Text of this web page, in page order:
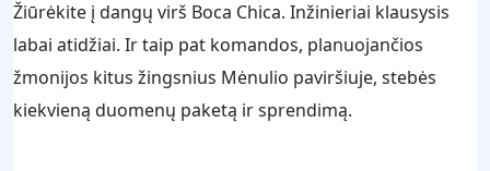
Žiūrėkite į dangų virš Boca Chica. Inžinieriai klausysis
labai atidžiai. Ir taip pat komandos, planuojančios
žmonijos kitus žingsnius Mėnulio paviršiuje, stebės
kiekvieną duomenų paketą ir sprendimą.